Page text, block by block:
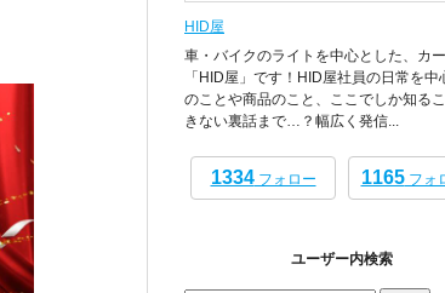
HID屋
車・バイクのライトを中心とした、カ
「HID屋」です！HID屋社員の日常を中
のことや商品のこと、ここでしか知る
きない裏話まで…？幅広く発信...
1334フォロー 1165フォ
ユーザー内検索